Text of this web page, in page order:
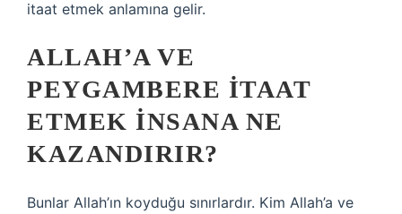
itaat etmek anlamına gelir.
ALLAH’A VE
PEYGAMBERE ITAAT
ETMEK INSANA NE
KAZANDIRIR?
Bunlar Allah’ın koyduğu sınırlardır. Kim Allah’a ve